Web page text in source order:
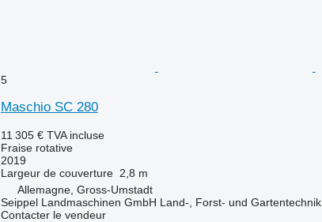
5
Maschio SC 280
11 305 € TVA incluse
Fraise rotative
2019
Largeur de couverture 2,8 m
Allemagne, Gross-Umstadt
Seippel Landmaschinen GmbH Land-, Forst- und Gartentechnik
Contacter le vendeur